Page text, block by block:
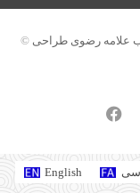
علامه رضوی طراحی
English